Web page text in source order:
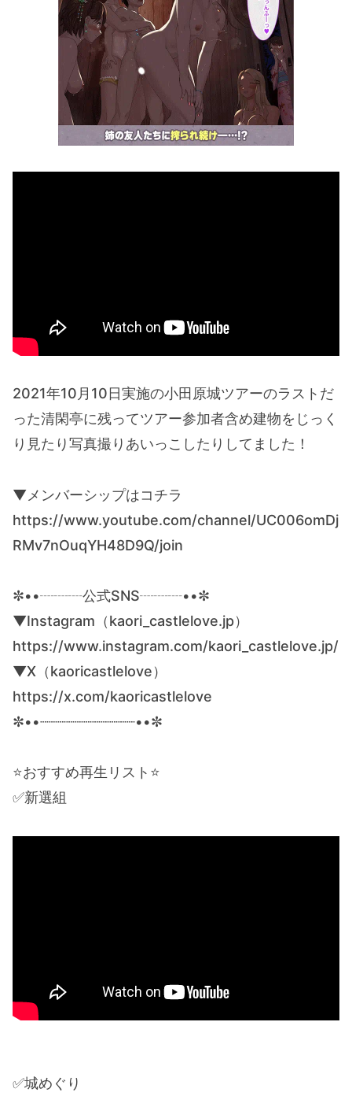
2021年10月10日実施の小田原城ツアーのラストだ
った清閑亭に残ってツアー参加者含め建物をじっく
り見たり写真撮りあいっこしたりしてました！
▼メンバーシップはコチラ
https://www.youtube.com/channel/UC006omDj
RMv7nOuqYH48D9Q/join
✼••┈┈┈公式SNS┈┈┈••✼
▼Instagram（kaori_castlelove.jp）
https://www.instagram.com/kaori_castlelove.jp/
▼X（kaoricastlelove）
https://x.com/kaoricastlelove
✼••┈┈┈┈┈┈┈┈┈┈┈••✼
⭐️おすすめ再生リスト⭐️
✅新選組
✅城めぐり